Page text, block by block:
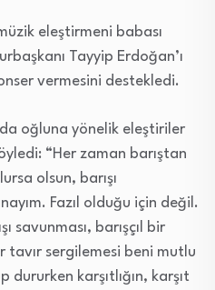
eleştirmeni babası
Tayyip Erdoğan’ı
vermesini destekledi.
oğluna yönelik eleştiriler
“Her zaman barıştan
olsun, barışı
Fazıl olduğu için değil.
savunması, barışçıl bir
tavır sergilemesi beni mutlu
karşıtlığın, karşıt